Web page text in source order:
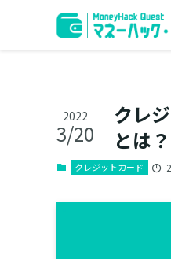
クレ
とは？
2022
3/20
クレジットカード